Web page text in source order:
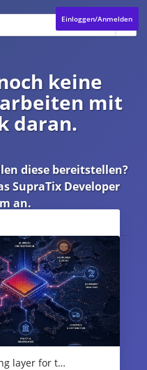
Einloggen/Anmelden
keine
mit
daran.
diese bereitstellen?
SupraTix Developer
an.
layer for t…